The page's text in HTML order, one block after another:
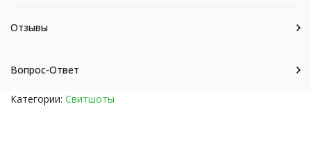
Отзывы
Вопрос-Ответ
Категории: Свитшоты